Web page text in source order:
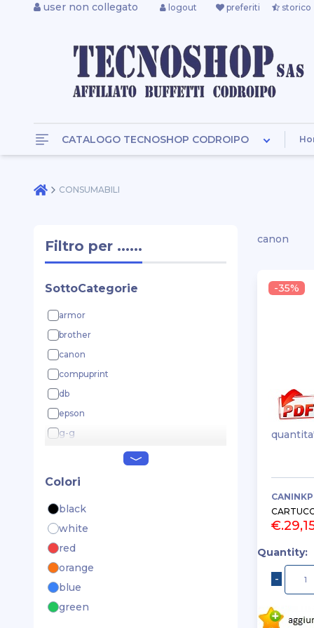
user non collegato logout preferiti storico
CATALOGO TECNOSHOP CODROIPO
CONSUMABILI
Filtro per ......
SottoCategorie
armor
brother
canon
compuprint
db
epson
g-g
kyocera
lexmark
oki
olivetti
pantum
printronix
Colori
black
white
red
orange
blue
green
canon
Quantity:
-35%